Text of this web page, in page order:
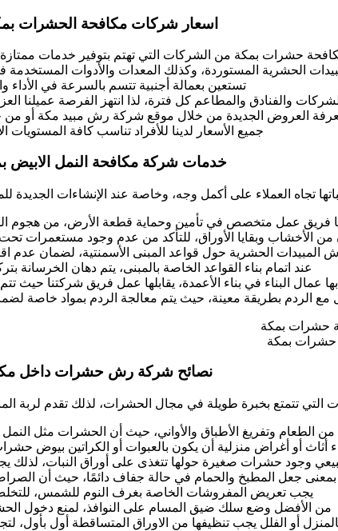
اسعار شركات مكافحة الحشرات
حشرات بمكة من الشركات التي تهتم بتوفير خدمات ممتازة
الحشرية المستوردة، وكذلك المعدات والأدوات
تستعين بعمالة أجنبية تتسم بالسرعة في الأداء
والفنادق والمطاعم كل فترة، لذا انتهز الفرصة عميلنا
العروض الجديدة من خلال موقع شركة رش مبيد مكة أو من
جميع الأسعار لدينا للأفراد تناسب كافة المستويات
خدمات شركة مكافحة النمل الابيض
تجاه العملاء على أكمل وجه، وخاصة عند الإنشاءات الجديدة
فريق عمل متخصص في تأمين وحماية قطعة الأرض، من هجوم
من الأخشاب وبقايا الأوراق، للتأكد من عدم وجود مستعمرات
المبيدات الحشرية حول قواعد المبنى الأسمنتية، لضمان عدم
عند اتمام بناء القواعد الخاصة بالمبنى، يتم دهان الخرسانة
البناء في بناء الأعمدة، يقابلها عمل فريق شركتنا حيث تتم
مع الردم بطريقة معينة، حيث يتم معالجة الردم بمواد خاصة
بمكة
نصائح شركة رش حشرات داخل
تتمتع بخبرة طويلة في مجال الحشرات، لذلك تقدم لربة
من الطعام وتفريغ الأطباق والأواني، حيث أن الحشرات مثل
أو أغراض منزلية أن يكون بالعبوات أو الكراتين بيوض
وجود حشرات صغيرة حولها تتغذى على أوراق النبات،
جعل المطبخ والحمام في حالة جفاف دائمًا، حيث أن
يجب تعريض المفروشات الخاصة بغرف النوم للشمس،
من الأفضل وضع سلك ضيق المسام على النوافذ، لمنع دخول
أو الفلل يجب تنظيفها من الاوراق المتساقطة أول بأول،